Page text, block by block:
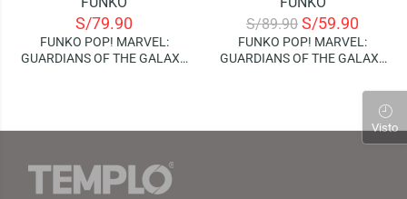
S/79.90
FUNKO POP! MARVEL:
GUARDIANS OF THE GALAXY
S/89.90 S/59.90
FUNKO POP! MARVEL:
GUARDIANS OF THE GALAXY
EVOLUTIONARY | 2023 FALL
Visto